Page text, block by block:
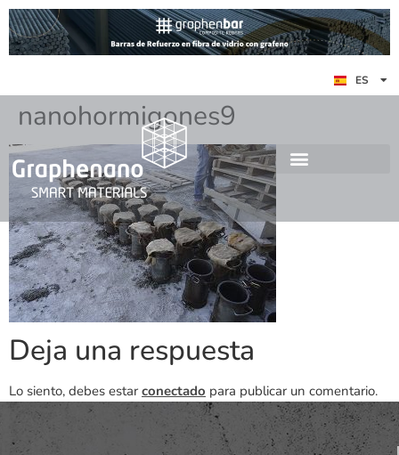
ES
EN
DE
nanohormigones9
Deja una respuesta
Lo siento, debes estar conectado para publicar un comentario.